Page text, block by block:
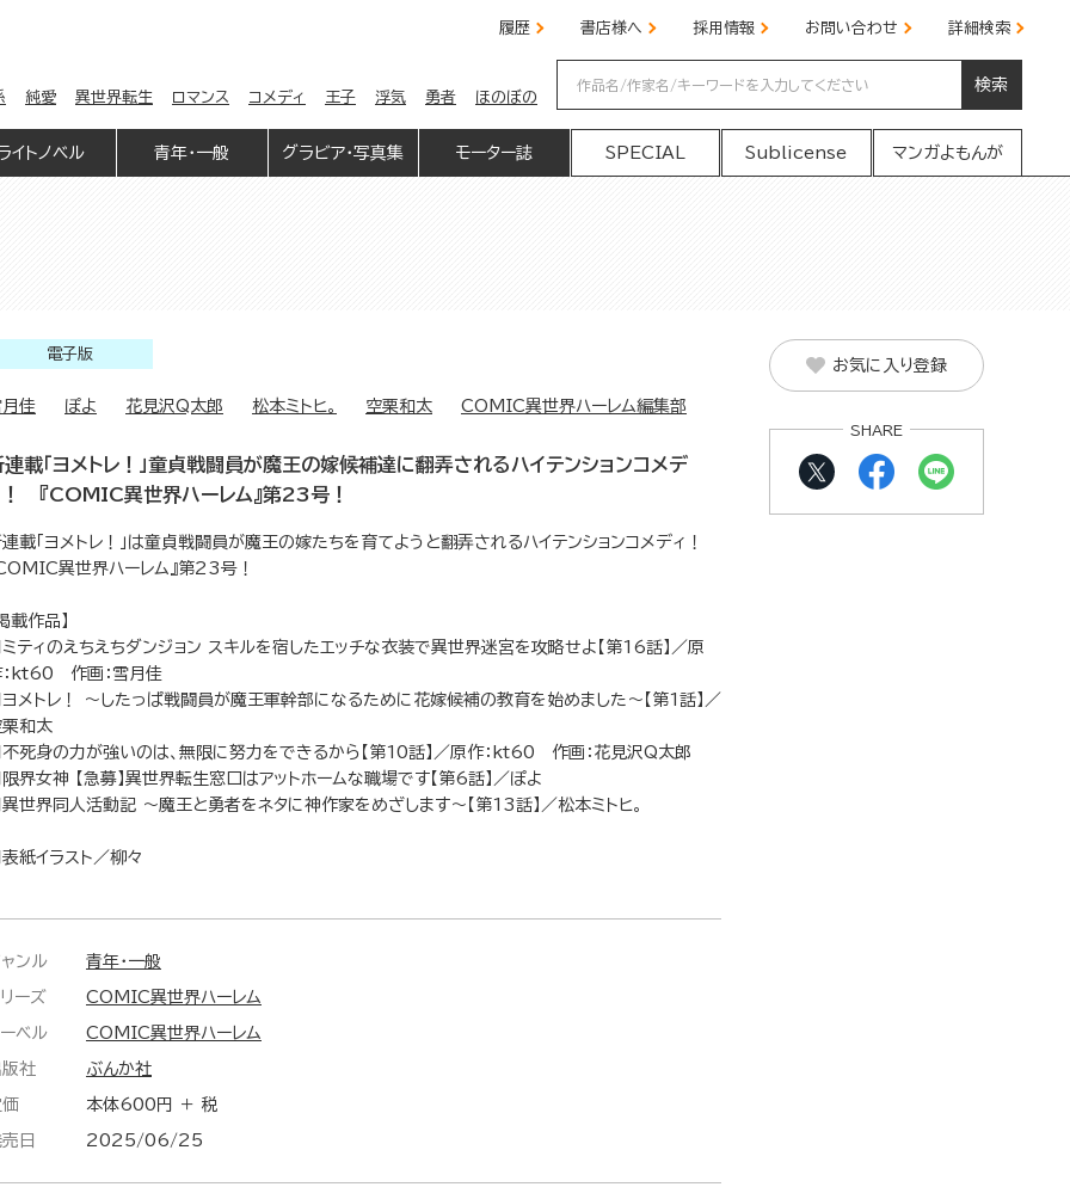
履歴 書店様へ 採用情報 お問い合わせ 詳細検索
純愛 異世界転生 ロマンス コメディ 王子 浮気 勇者 ほのぼの
検索
イトノベル 青年・一般 グラビア・写真集 モーター誌 SPECIAL Sublicense マンガよもんが
電子版
佳 ぽよ 花見沢Q太郎 松本ミトヒ。 空栗和太 COMIC異世界ハーレム編集部
連載「ヨメトレ！」童貞戦闘員が魔王の嫁候補達に翻弄されるハイテンションコメデ
！ 『COMIC異世界ハーレム』第23号！
載「ヨメトレ！」は童貞戦闘員が魔王の嫁たちを育てようと翻弄されるハイテンションコメディ！
異世界ハーレム』第23号！
載作品】
ティのえちえちダンジョン スキルを宿したエッチな衣装で異世界迷宮を攻略せよ【第16話】／原
：kt60 作画：雪月佳
メトレ！ ～したっぱ戦闘員が魔王軍幹部になるために花嫁候補の教育を始めました～【第1話】／
和太
死身の力が強いのは、無限に努力をできるから【第10話】／原作：kt60 作画：花見沢Q太郎
界女神 【急募】異世界転生窓口はアットホームな職場です【第6話】／ぽよ
世界同人活動記 ～魔王と勇者をネタに神作家をめざします～【第13話】／松本ミトヒ。
紙イラスト／柳々
ンル 青年・一般
ーズ COMIC異世界ハーレム
ベル COMIC異世界ハーレム
社 ぶんか社
本体600円 ＋ 税
日 2025/06/25
お気に入り登録
SHARE